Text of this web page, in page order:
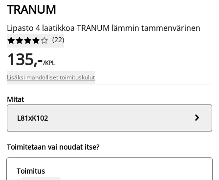
TRANUM
Lipasto 4 laatikkoa TRANUM lämmin tammenvärinen





 (22)
135,-/KPL
Lisäksi mahdolliset toimituskulut
Mitat
L81xK102

Toimitetaan vai noudat itse?
Toimitus